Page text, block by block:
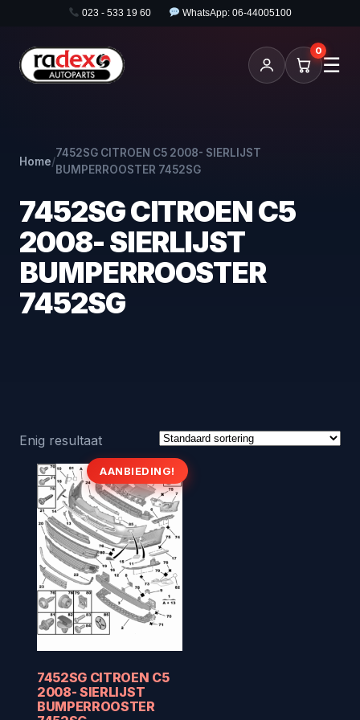
023 - 533 19 60 WhatsApp: 06-44005100
0
☰
Home/
7452SG CITROEN C5 2008- SIERLIJST
BUMPERROOSTER 7452SG
7452SG CITROEN C5
2008- SIERLIJST
BUMPERROOSTER
7452SG
Enig resultaat
AANBIEDING!
7452SG CITROEN C5
2008- SIERLIJST
BUMPERROOSTER